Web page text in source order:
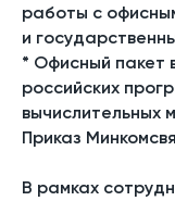
работы с
и
* Офисный пакет
российских
вычислительных
Приказ
В рамках